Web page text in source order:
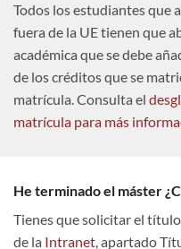
Todos los estudiantes que
fuera de la UE tienen que
académica que se debe
de los créditos que se
matrícula. Consulta el
matrícula para más
He terminado el máster
Tienes que solicitar el
de la Intranet, apartado